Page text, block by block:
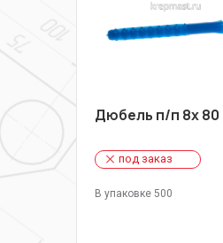
Дюбель п/п 8х 80
под заказ
В упаковке 500